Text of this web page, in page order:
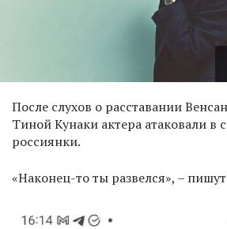
После слухов о расставании
Тиной Кунаки актера атаковали в
россиянки.
«Наконец-то ты развелся», –